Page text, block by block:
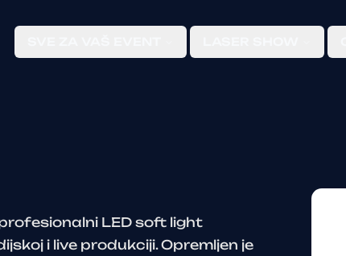
profesionalni LED soft light
i live produkciji. Opremljen je